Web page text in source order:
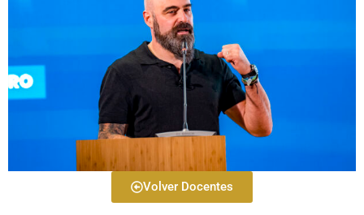
Volver Docentes